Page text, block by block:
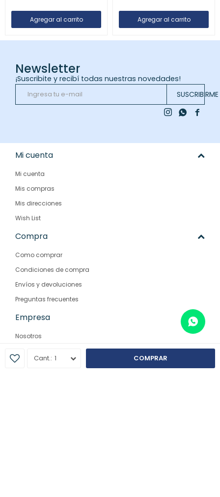
1 COMPRAR
Newsletter
¡Suscribite y recibí todas nuestras novedades!
SUSCRIBIRME

 
Mi cuenta
Mi cuenta
Mis compras
Mis direcciones
Wish List
Compra
Como comprar
Condiciones de compra
Envíos y devoluciones
Preguntas frecuentes
Empresa
Nosotros